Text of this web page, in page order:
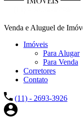
Venda e Aluguel de
Imóveis
Para Alugar
Para Venda
Corretores
Contato
(11) - 2693-3926